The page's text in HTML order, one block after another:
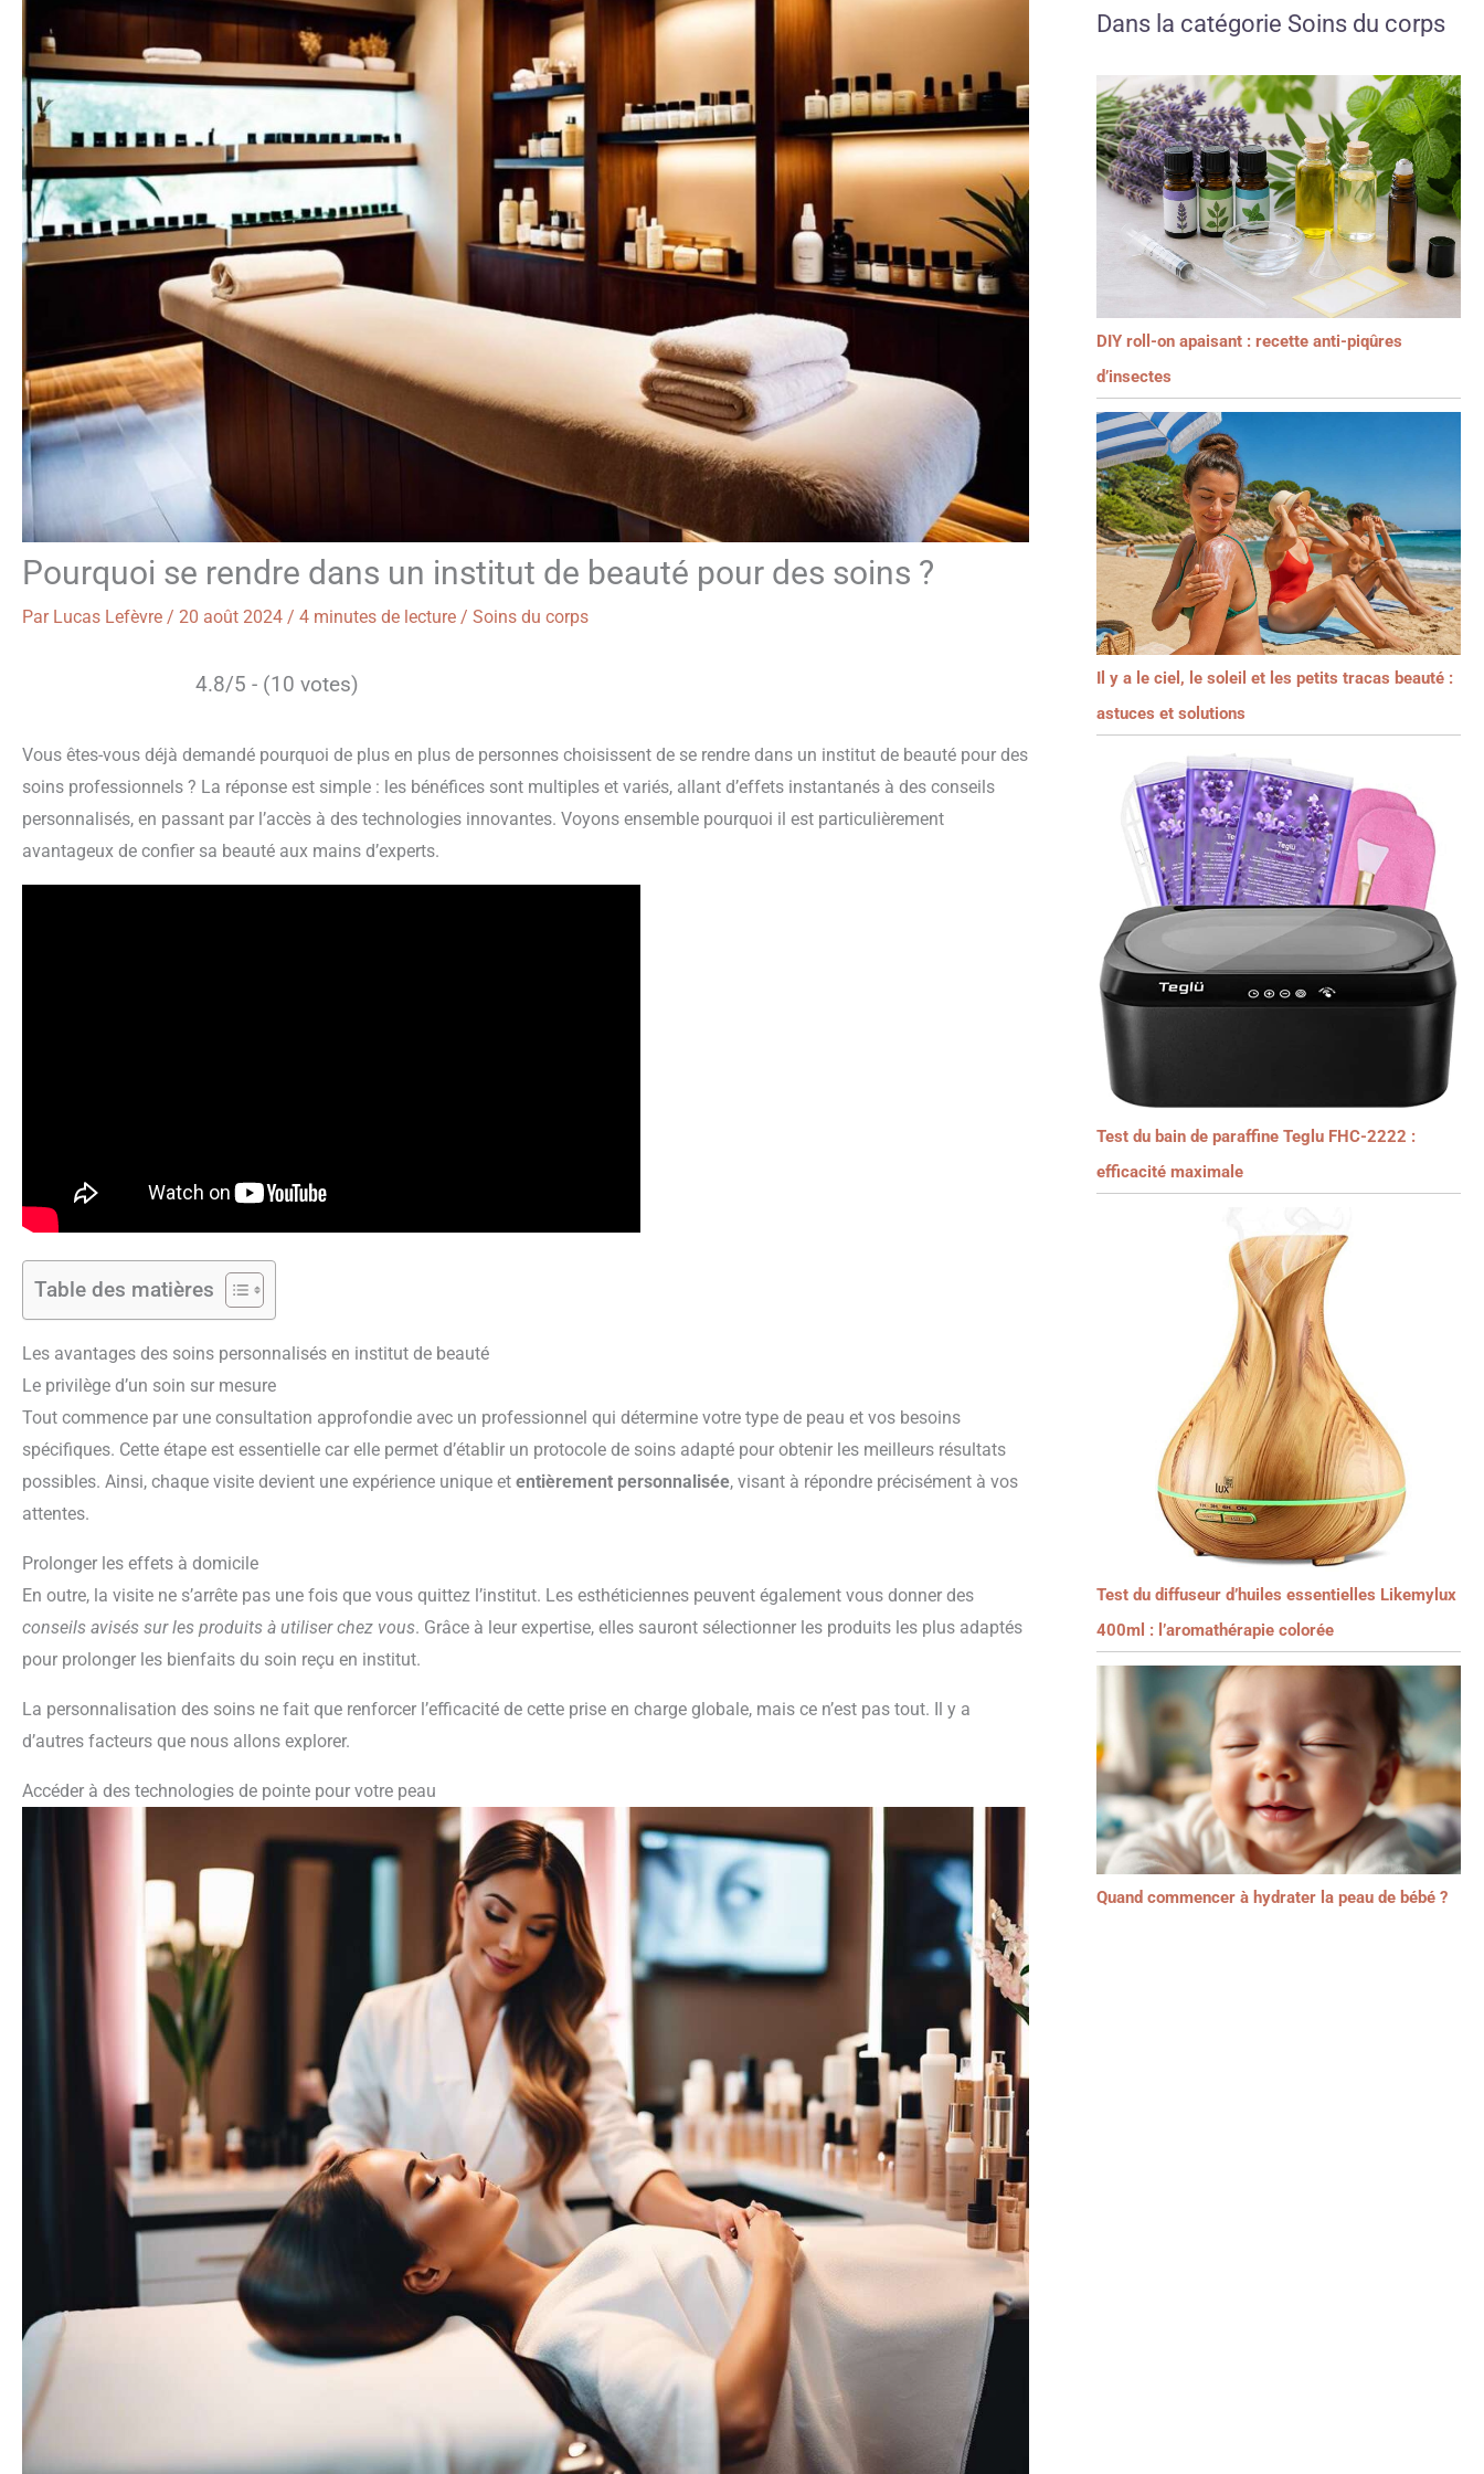
Pourquoi se rendre dans un institut de beauté pour des soins ?
Par Lucas Lefèvre / 20 août 2024 / 4 minutes de lecture / Soins du corps
4.8/5 - (10 votes)
Vous êtes-vous déjà demandé pourquoi de plus en plus de personnes choisissent de se rendre dans un institut de beauté pour des
soins professionnels ? La réponse est simple : les bénéfices sont multiples et variés, allant d’effets instantanés à des conseils
personnalisés, en passant par l’accès à des technologies innovantes. Voyons ensemble pourquoi il est particulièrement
avantageux de confier sa beauté aux mains d’experts.
Table des matières
Les avantages des soins personnalisés en institut de beauté
Le privilège d’un soin sur mesure
Tout commence par une consultation approfondie avec un professionnel qui détermine votre type de peau et vos besoins
spécifiques. Cette étape est essentielle car elle permet d’établir un protocole de soins adapté pour obtenir les meilleurs résultats
possibles. Ainsi, chaque visite devient une expérience unique et entièrement personnalisée, visant à répondre précisément à vos
attentes.
Prolonger les effets à domicile
En outre, la visite ne s’arrête pas une fois que vous quittez l’institut. Les esthéticiennes peuvent également vous donner des
conseils avisés sur les produits à utiliser chez vous. Grâce à leur expertise, elles sauront sélectionner les produits les plus adaptés
pour prolonger les bienfaits du soin reçu en institut.
La personnalisation des soins ne fait que renforcer l’efficacité de cette prise en charge globale, mais ce n’est pas tout. Il y a
d’autres facteurs que nous allons explorer.
Accéder à des technologies de pointe pour votre peau
Dans la catégorie Soins du corps
DIY roll-on apaisant : recette anti-piqûres
d’insectes
Il y a le ciel, le soleil et les petits tracas beauté :
astuces et solutions
Test du bain de paraffine Teglu FHC-2222 :
efficacité maximale
Test du diffuseur d’huiles essentielles Likemylux
400ml : l’aromathérapie colorée
Quand commencer à hydrater la peau de bébé ?